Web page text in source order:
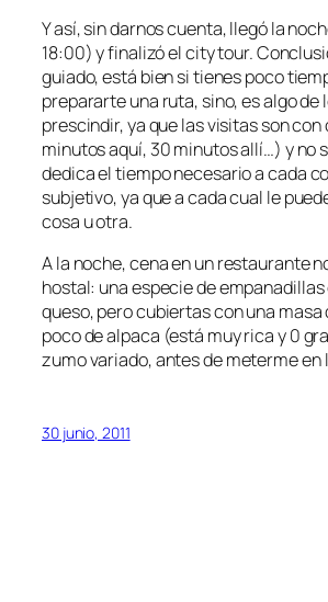
Y así, sin darnos cuenta, llegó la
18:00) y finalizó el city tour.
guiado, está bien si tienes poco
prepararte una ruta, sino, es algo de
prescindir, ya que las visitas son
minutos aquí, 30 minutos allí…) y no
dedica el tiempo necesario a cada
subjetivo, ya que a cada cual le
cosa u otra.
A la noche, cena en un restaurante
hostal: una especie de empanadillas
queso, pero cubiertas con una masa
poco de alpaca (está muy rica y 0
zumo variado, antes de meterme en
30 junio, 2011